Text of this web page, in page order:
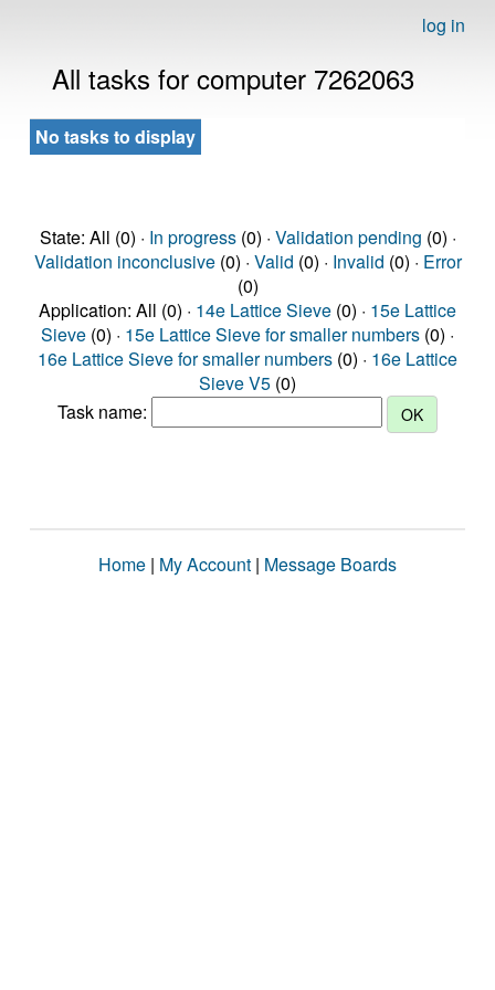
log in
All tasks for computer 7262063
No tasks to display
State: All (0) · In progress(0) · Validation pending (0) ·
Validation inconclusive(0) · Valid (0) · Invalid (0) · Error
(0)
Application: All (0) · 14e Lattice Sieve (0) · 15e Lattice
Sieve (0) · 15e Lattice Sieve for smaller numbers (0) ·
16e Lattice Sieve for smaller numbers (0) · 16e Lattice
Sieve V5 (0)
Task name:
Home | My Account | Message Boards